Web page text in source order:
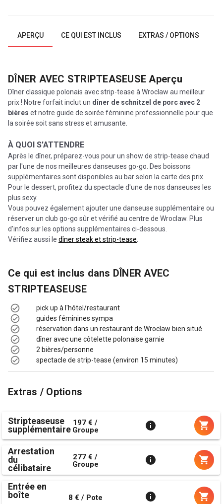
APERÇU CE QUI EST INCLUS EXTRAS / OPTIONS
DÎNER AVEC STRIPTEASEUSE Aperçu
Dîner classique polonais avec strip-tease à Wroclaw au meilleur
prix ! Notre forfait inclut un dîner de schnitzel de porc avec 2
bières et notre guide de soirée féminine professionnelle pour que
la soirée soit sans stress et amusante.
À QUOI S'ATTENDRE
Après le dîner, préparez-vous pour un show de strip-tease chaud
par l'une de nos meilleures danseuses go-go. Des boissons
supplémentaires sont disponibles au bar selon la carte des prix.
Pour le dessert, profitez du spectacle d'une de nos danseuses les
plus sexy.
Vous pouvez également ajouter une danseuse supplémentaire ou
réserver un club go-go sûr et vérifié au centre de Wroclaw. Plus
d'infos sur les options supplémentaires ci-dessous.
Vérifiez aussi le dîner steak et strip-tease
Ce qui est inclus dans DÎNER AVEC
STRIPTEASEUSE
​pick up à l'hôtel/restaurant
guides féminines sympa
réservation dans un restaurant de Wroclaw bien situé
dîner avec une côtelette polonaise garnie
2 bières/personne
spectacle de strip-tease (environ 15 minutes)
Extras / Options
Stripteaseuse
supplémentaire
197 € /
Groupe
Arrestation
du
célibataire
277 € /
Groupe
Entrée en
boîte
8 € / Pote